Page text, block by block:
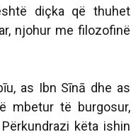
diçka që thuhet
njohur me filozofinë
as Ibn Sīnā dhe as
mbetur të burgosur,
këta ishin